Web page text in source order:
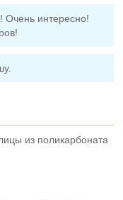
Очень интересно!
из поликарбоната